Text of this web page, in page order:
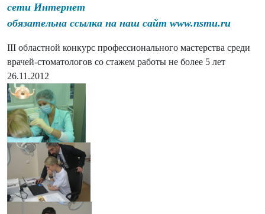
сети Интернет
обязательна ссылка на наш сайт www.nsmu.ru
III областной конкурс профессионального мастерства среди
врачей-стоматологов со стажем работы не более 5 лет
26.11.2012